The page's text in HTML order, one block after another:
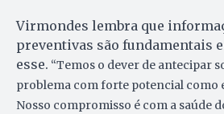
Virmondes lembra que
preventivas são fundamentais
esse. “Temos o dever de antecipar
problema com forte potencial como
Nosso compromisso é com a saúde